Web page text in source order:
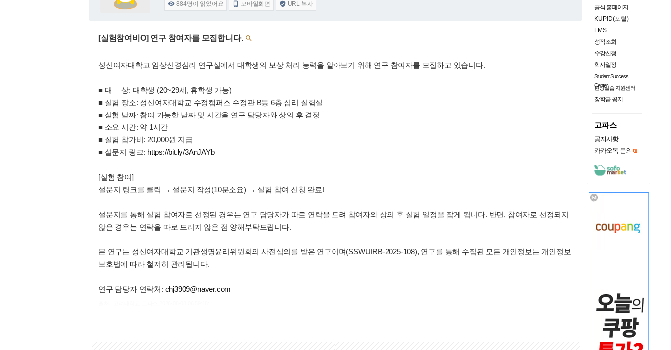
 884명이 읽었어요  모바일화면  URL 복사
[실험참여비O] 연구 참여자를 모집합니다. 
성신여자대학교 임상신경심리 연구실에서 대학생의 보상 처리 능력을 알아보기 위해 연구 참여자를 모집하고 있습니다.
■ 대 상: 대학생 (20~29세, 휴학생 가능)
■ 실험 장소: 성신여자대학교 수정캠퍼스 수정관 B동 6층 심리 실험실
■ 실험 날짜: 참여 가능한 날짜 및 시간을 연구 담당자와 상의 후 결정
■ 소요 시간: 약 1시간
■ 실험 참가비: 20,000원 지급
■ 설문지 링크: https://bit.ly/3AnJAYb
[실험 참여]
설문지 링크를 클릭 → 설문지 작성(10분소요) → 실험 참여 신청 완료!
설문지를 통해 실험 참여자로 선정된 경우는 연구 담당자가 따로 연락을 드려 참여자와 상의 후 실험 일정을 잡게 됩니다. 반면, 참여자로 선정되지
않은 경우는 연락을 따로 드리지 않은 점 양해부탁드립니다.
본 연구는 성신여자대학교 기관생명윤리위원회의 사전심의를 받은 연구이며(SSWUIRB-2025-108), 연구를 통해 수집된 모든 개인정보는 개인정보
보호법에 따라 철저히 관리됩니다.
연구 담당자 연락처: chj3909@naver.com
공식 홈페이지
KUPID(포털)
LMS
성적조회
수강신청
학사일정
Student Success
Center
현장실습 지원센터
장학금 공지
고파스
공지사항
카카오톡 문의